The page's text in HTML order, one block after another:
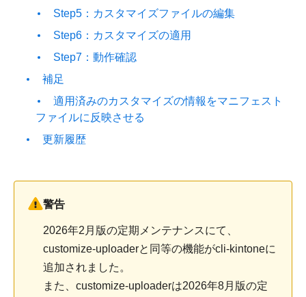
Step5：カスタマイズファイルの編集
Step6：カスタマイズの適用
Step7：動作確認
補足
適用済みのカスタマイズの情報をマニフェスト
ファイルに反映させる
更新履歴
警告
2026年2月版の定期メンテナンスにて、
customize-uploaderと同等の機能がcli-kintoneに
追加されました。
また、customize-uploaderは2026年8月版の定